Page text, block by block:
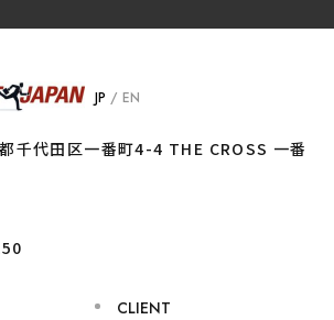
JP /EN
千代田区一番町4-4 THE CROSS 一番
CLIENT